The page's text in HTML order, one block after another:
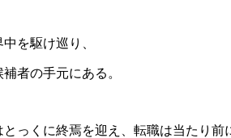
を駆け巡り、
者の手元にある。
っくに終焉を迎え、転職は当たり前